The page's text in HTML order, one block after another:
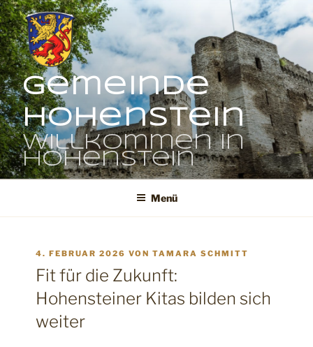
Zum
Inhalt
springen
Gemeinde
Hohenstein
Willkommen in
Hohenstein
Menü
VERÖFFENTLICHT
AM
4. FEBRUAR 2026 VONTAMARA SCHMITT
Fit für die Zukunft:
Hohensteiner Kitas bilden sich
weiter